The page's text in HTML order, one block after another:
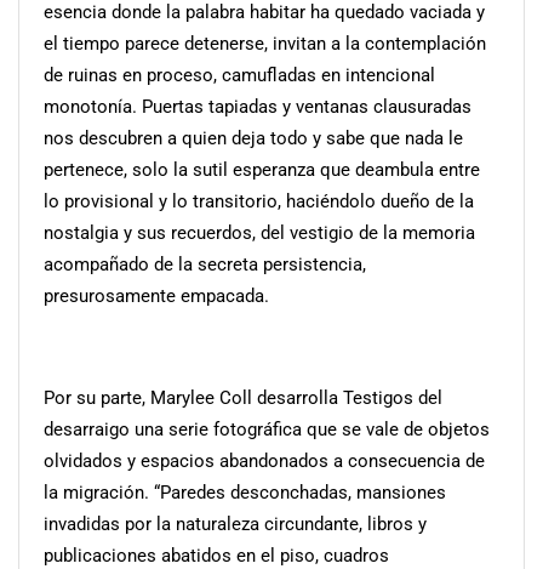
esencia donde la palabra habitar ha quedado vaciada y
el tiempo parece detenerse, invitan a la contemplación
de ruinas en proceso, camufladas en intencional
monotonía. Puertas tapiadas y ventanas clausuradas
nos descubren a quien deja todo y sabe que nada le
pertenece, solo la sutil esperanza que deambula entre
lo provisional y lo transitorio, haciéndolo dueño de la
nostalgia y sus recuerdos, del vestigio de la memoria
acompañado de la secreta persistencia,
presurosamente empacada.
Por su parte, Marylee Coll desarrolla Testigos del
desarraigo una serie fotográfica que se vale de objetos
olvidados y espacios abandonados a consecuencia de
la migración. “Paredes desconchadas, mansiones
invadidas por la naturaleza circundante, libros y
publicaciones abatidos en el piso, cuadros